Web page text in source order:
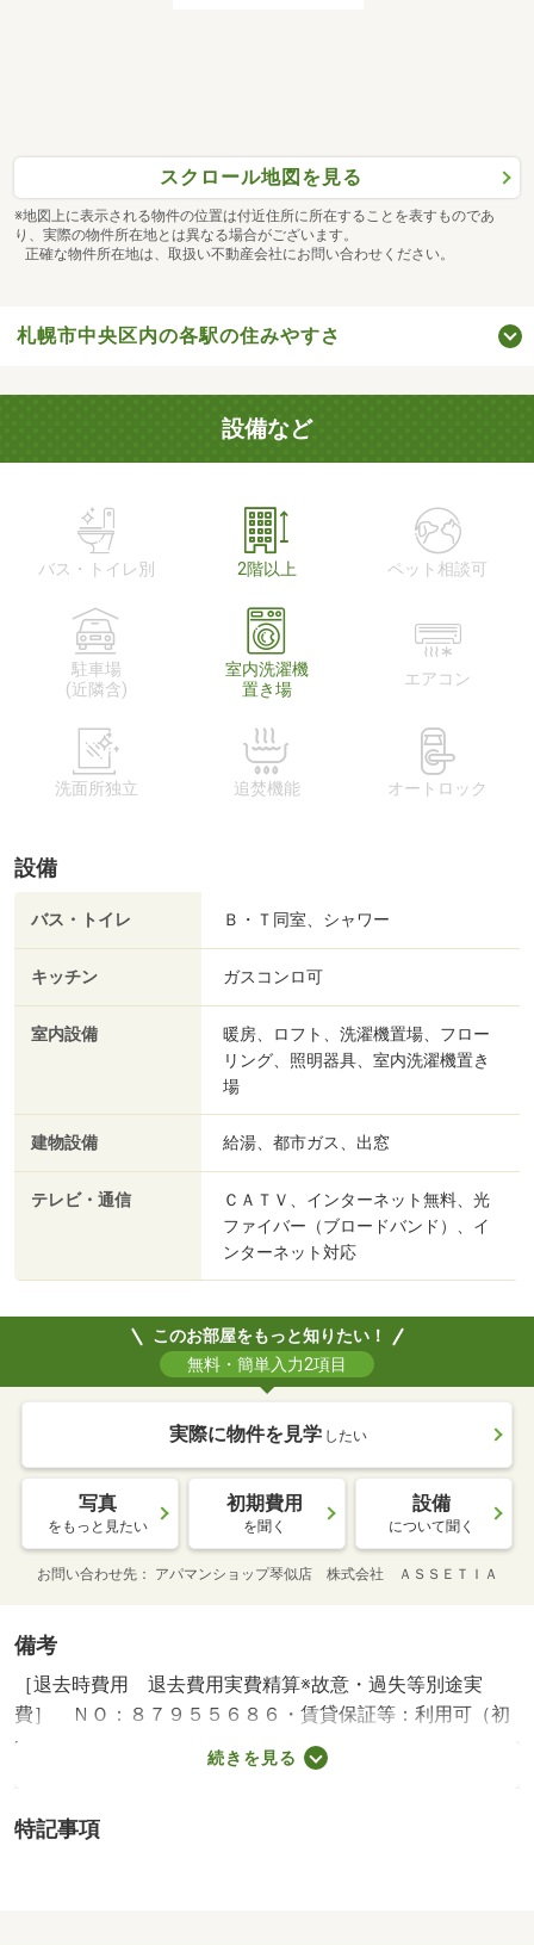
スクロール地図を見る
※地図上に表示される物件の位置は付近住所に所在することを表すものであ
り、実際の物件所在地とは異なる場合がございます。
正確な物件所在地は、取扱い不動産会社にお問い合わせください。
札幌市中央区内の各駅の住みやすさ
設備など
バス・トイレ別 2階以上 ペット相談可
駐車場
(近隣含)
室内洗濯機
置き場
エアコン
洗面所独立 追焚機能 オートロック
設備
バス・トイレ Ｂ・Ｔ同室、シャワー
キッチン ガスコンロ可
室内設備
暖房、ロフト、洗濯機置場、フロー
リング、照明器具、室内洗濯機置き
場
建物設備 給湯、都市ガス、出窓
テレビ・通信
ＣＡＴＶ、インターネット無料、光
ファイバー（ブロードバンド）、イ
ンターネット対応
このお部屋をもっと知りたい！
無料・簡単入力2項目
実際に物件を見学 したい
写真
をもっと見たい
初期費用
を聞く
設備
について聞く
お問い合わせ先 アパマンショップ琴似店 株式会社 ＡＳＳＥＴＩＡ
備考
［退去時費用 退去費用実費精算※故意・過失等別途実
費］ ＮＯ：８７９５５６８６・賃貸保証等：利用可（初
回保証料 契約時の審査内容による）・維持費等：共用地
域費１，６５０円／月・水道料金３，５２０円／月・★当
もご紹介可能★ＬＩＮＥ電話やテレビ電話で実際のお部屋
続きを見る
特記事項